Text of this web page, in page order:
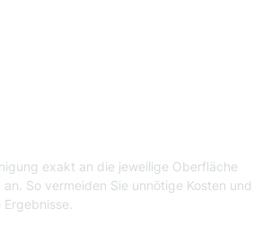
exakt an die jeweilige Oberfläche
So vermeiden Sie unnötige Kosten und